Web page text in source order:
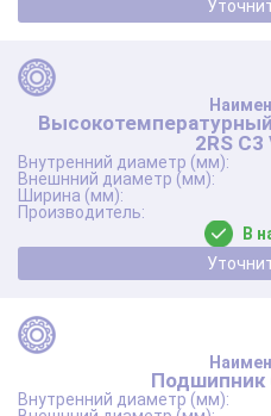
2RS C3
В
Подшипник